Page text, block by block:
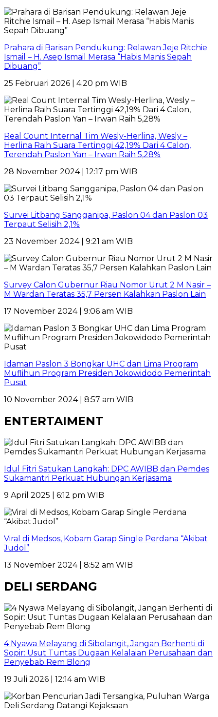
Prahara di Barisan Pendukung: Relawan Jeje Ritchie
Ismail – H. Asep Ismail Merasa “Habis Manis Sepah
Dibuang”
25 Februari 2026 | 4:20 pm WIB
Real Count Internal Tim Wesly-Herlina, Wesly –
Herlina Raih Suara Tertinggi 42,19% Dari 4 Calon,
Terendah Paslon Yan – Irwan Raih 5,28%
28 November 2024 | 12:17 pm WIB
Survei Litbang Sangganipa, Paslon 04 dan Paslon 03
Terpaut Selisih 2,1%
23 November 2024 | 9:21 am WIB
Survey Calon Gubernur Riau Nomor Urut 2 M Nasir –
M Wardan Teratas 35,7 Persen Kalahkan Paslon Lain
17 November 2024 | 9:06 am WIB
Idaman Paslon 3 Bongkar UHC dan Lima Program
Muflihun Program Presiden Jokowidodo Pemerintah
Pusat
10 November 2024 | 8:57 am WIB
ENTERTAIMENT
Idul Fitri Satukan Langkah: DPC AWIBB dan Pemdes
Sukamantri Perkuat Hubungan Kerjasama
9 April 2025 | 6:12 pm WIB
Viral di Medsos, Kobam Garap Single Perdana “Akibat
Judol”
13 November 2024 | 8:52 am WIB
DELI SERDANG
4 Nyawa Melayang di Sibolangit, Jangan Berhenti di
Sopir: Usut Tuntas Dugaan Kelalaian Perusahaan dan
Penyebab Rem Blong
19 Juli 2026 | 12:14 am WIB